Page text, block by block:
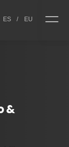
ES / EU
&